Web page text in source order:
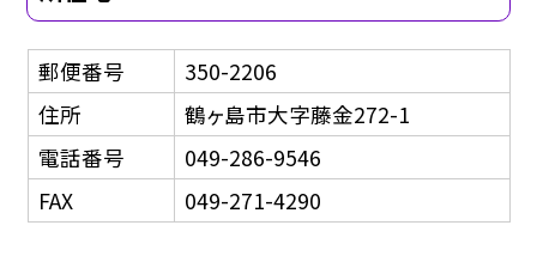
郵便番号
350-2206
住所
鶴ヶ島市大字藤金272-1
電話番号
049-286-9546
FAX
049-271-4290